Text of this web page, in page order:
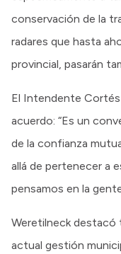
conservación de la
radares que hasta
provincial, pasarán
El Intendente
acuerdo: “Es un
de la confianza
allá de pertenecer a
pensamos en la
Weretilneck destacó
actual gestión